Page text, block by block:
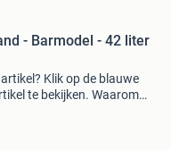
- Barmodel - 42 liter
Klik op de blauwe
te bekijken. Waarom